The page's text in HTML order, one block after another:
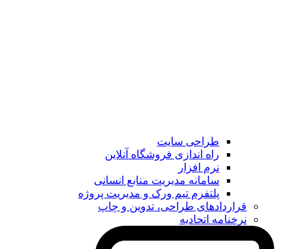
طراحی سایت
راه اندازی فروشگاه آنلاین
نرم افزار
سامانه مدیریت منابع انسانی
پلتفرم تیم ورک و مدیریت پروژه
قراردادهای طراحی، تدوین و چاپ
نرخنامه اتحادیه